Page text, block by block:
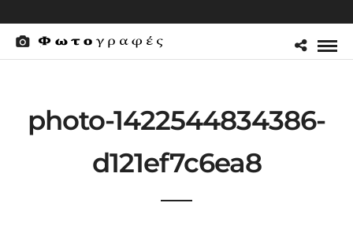
photo-1422544834386-
d121ef7c6ea8